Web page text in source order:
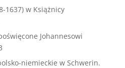
1637) w Książnicy
Johannesowi
niemieckie w Schwerin.